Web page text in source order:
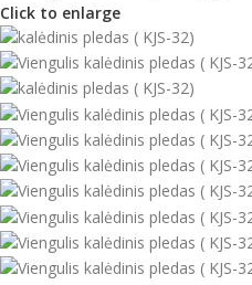
Click to enlarge